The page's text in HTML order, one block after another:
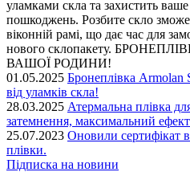
уламками скла та захистить
пошкоджень. Розбите скло
віконній рамі, що дає час для
нового склопакету.
ВАШОЇ РОДИНИ!
01.05.2025 Бронеплівка Armolan
від уламків скла!
28.03.2025 Атермальна плівка
затемнення, максимальний
25.07.2023 Оновили сертифікат
плівки.
Підписка на новини